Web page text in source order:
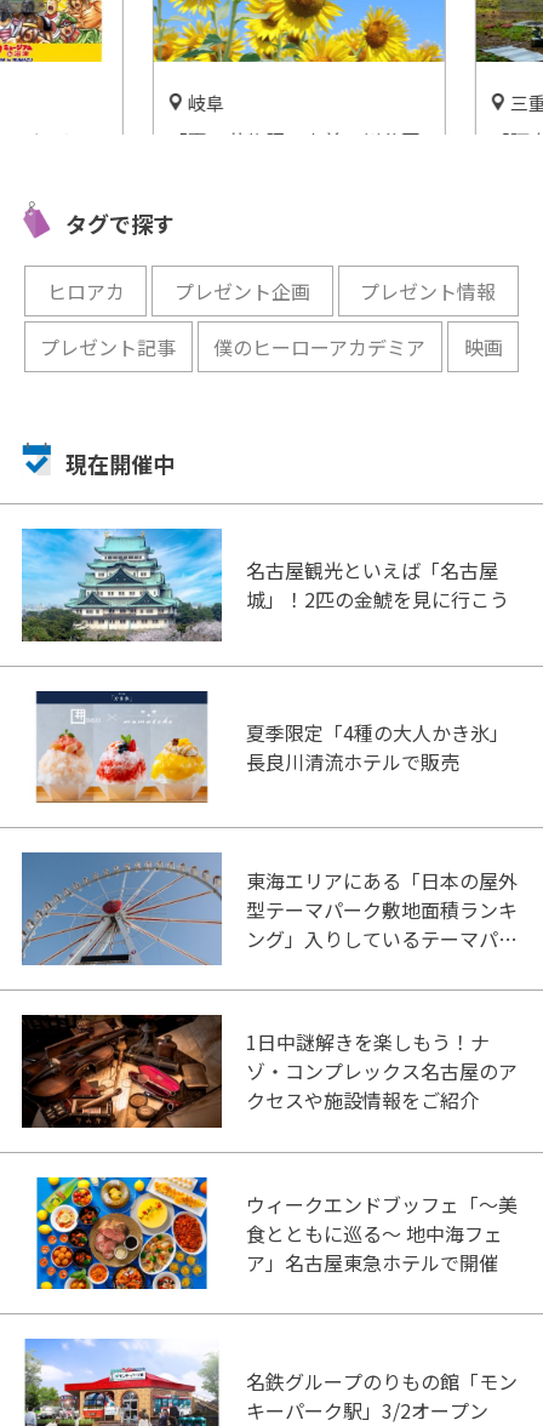
ム」
岐阜
「夏の花物語」木曽三川公園
三重
【阿山
タグで探す
ヒロアカ プレゼント企画
プレゼント情報
プレゼント記事
僕のヒーローアカデミア 映画
現在開催中
名古屋観光といえば「名古屋
城」！2匹の金鯱を見に行こう
夏季限定「4種の大人かき氷」
長良川清流ホテルで販売
東海エリアにある「日本の屋外
型テーマパーク敷地面積ランキ
ング」入りしているテーマパー
1日中謎解きを楽しもう！ナ
ゾ・コンプレックス名古屋のア
クセスや施設情報をご紹介
ウィークエンドブッフェ「～美
食とともに巡る～ 地中海フェ
ア」名古屋東急ホテルで開催
名鉄グループのりもの館「モン
キーパーク駅」3/2オープン